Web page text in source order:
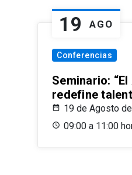
19 AGO
Conferencias
Seminario:
redefine
19 de Agosto
09:00 a 11:00